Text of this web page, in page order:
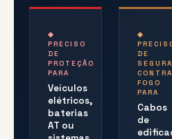
◆
PRECISO
DE
PROTEÇÃO
PARA
Veículos
elétricos,
baterias
AT ou
◆
DE
CONTRA
FOGO
PARA
Cabos
de